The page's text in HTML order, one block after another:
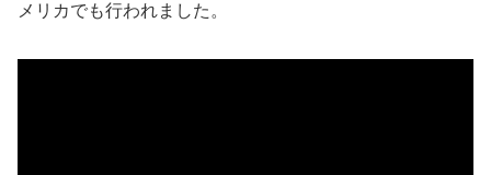
メリカでも行われました。